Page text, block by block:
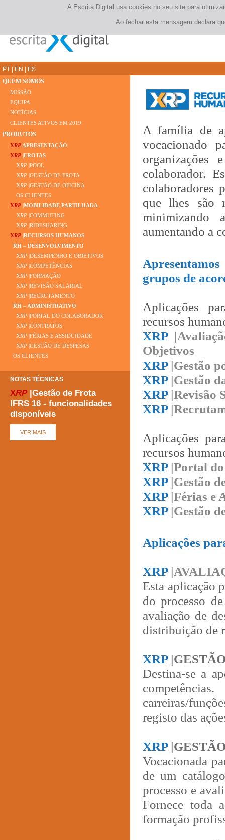
A Escrita Digital usa cookies no seu site para
Ao fechar esta mensagem declara
PT EN
ES
QUEM SOMOS
MISSÃO
EQUIPA
NOTÍCIAS
CLIENTES ATIVOS EM 2019
PRODUTOS
XRP APRESENTAÇÃO
XRP |FROTAS
XRP |POOL
XRP |GESTÃO DE FROTA
XRP |GESTÃO DE OFICINA
OS CLIENTES
XRP |MOBILIDADE PARTILHADA
XRP |COMMUTING
XRP |RIDESHARING
XRP |RECURSOS HUMANOS
RH – DESENVOLVIMENTO
XRP |DESEMPENHO E OBJETIVOS
XRP |COMPETÊNCIAS
XRP |FORMAÇÃO
XRP |REVISÃO SALARIAL
XRP |RECRUTAMENTO
RH – ADMINISTRATIVO
XRP |PORTAL DO COLABORADOR
XRP |CONTRATOS
XRP |FÉRIAS E ASSIDUIDADE
XRP |GESTÃO DE DESPESAS
OS CLIENTES
NOTAS TÉCNICAS
XRP|Gestão de Frota
IFRS 16 - funcionalidades
disponíveis
A família de
vocacionado
organizações
colaborador.
colaboradores
que lhes são
minimizando
aumentando a
grupos de
Aplicações
recursos
XRP
Objetivos
XRP |Gestão
XRP |Gestão
XRP |Revisão
XRP
Aplicações
recursos
XRP |Portal
XRP|Gestão
XRP |Férias e
XRP |Gestão
Aplicações
XRP
Esta aplicação
do processo
avaliação de
distribuição de
XRP
Destina-se a
carreiras/
registo das
XRP
Vocacionada
de um
processo e
Fornece toda
formação